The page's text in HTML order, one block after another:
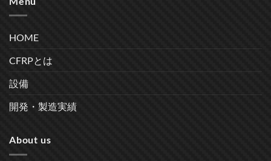
HOME
CFRPとは
設備
開発・製造実績
About us